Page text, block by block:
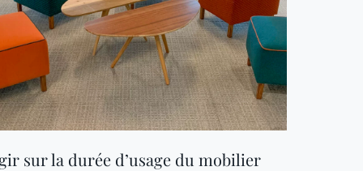
sur la durée d’usage du mobilier